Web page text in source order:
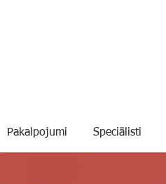
Pakalpojumi Speciālisti